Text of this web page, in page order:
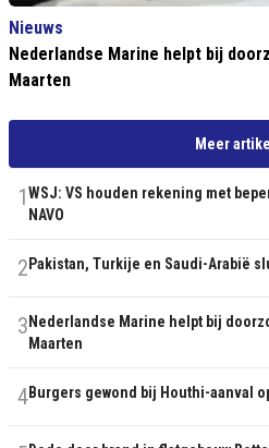
Nieuws
Nederlandse Marine helpt bij
Maarten
Meer
1WSJ: VS houden rekening met
NAVO
2 Pakistan, Turkije en Saudi-Arabië
3 Nederlandse Marine helpt bij
Maarten
4Burgers gewond bij Houthi-aanval